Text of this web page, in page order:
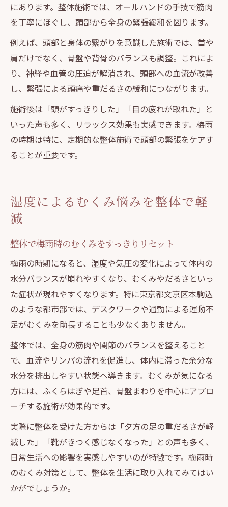
にあります。整体施術では、オールハンドの手技で筋肉
を丁寧にほぐし、頭部から全身の緊張緩和を図ります。
例えば、頭部と身体の繋がりを意識した施術では、首や
肩だけでなく、骨盤や背骨のバランスも調整。これによ
り、神経や血管の圧迫が解消され、頭部への血流が改善
し、緊張による頭痛や重だるさの緩和につながります。
施術後は「頭がすっきりした」「目の疲れが取れた」と
いった声も多く、リラックス効果も実感できます。梅雨
の時期は特に、定期的な整体施術で頭部の緊張をケアす
ることが重要です。
湿度によるむくみ悩みを整体で軽
減
整体で梅雨時のむくみをすっきりリセット
梅雨の時期になると、湿度や気圧の変化によって体内の
水分バランスが崩れやすくなり、むくみやだるさといっ
た症状が現れやすくなります。特に東京都文京区本駒込
のような都市部では、デスクワークや通勤による運動不
足がむくみを助長することも少なくありません。
整体では、全身の筋肉や関節のバランスを整えること
で、血流やリンパの流れを促進し、体内に滞った余分な
水分を排出しやすい状態へ導きます。むくみが気になる
方には、ふくらはぎや足首、骨盤まわりを中心にアプロ
ーチする施術が効果的です。
実際に整体を受けた方からは「夕方の足の重だるさが軽
減した」「靴がきつく感じなくなった」との声も多く、
日常生活への影響を実感しやすいのが特徴です。梅雨時
のむくみ対策として、整体を生活に取り入れてみてはい
かがでしょうか。